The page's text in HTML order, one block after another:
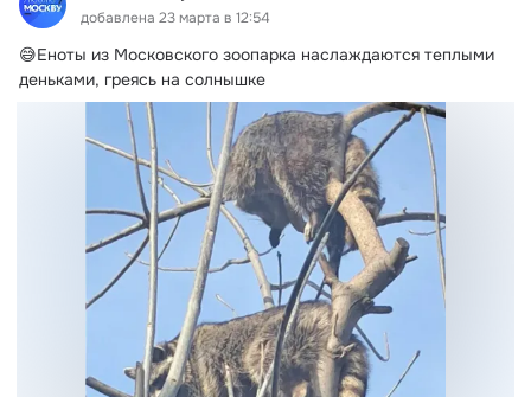
добавлена 23 марта в 12:54
😅Еноты из Московского зоопарка наслаждаются теплыми
деньками, греясь на солнышке